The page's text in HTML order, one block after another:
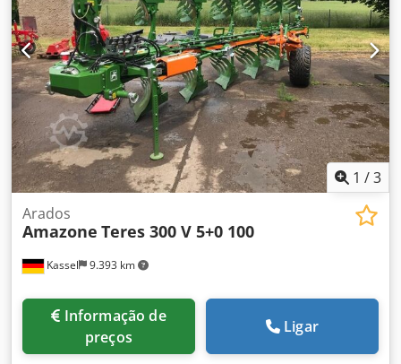
1 /3
Kassel 9.393 km
Arados
Amazone Teres 300 V 5+0 100
preços
Ligar